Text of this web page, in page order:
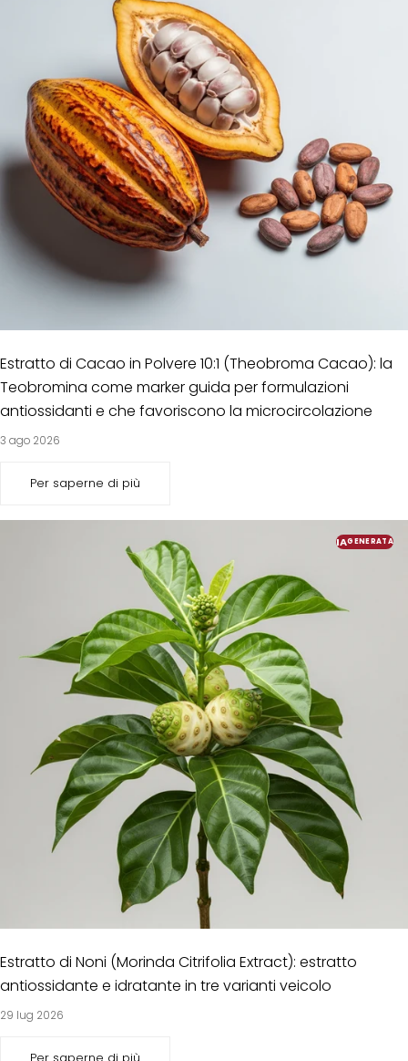
Estratto di Cacao in Polvere 10:1 (Theobroma Cacao): la
Teobromina come marker guida per formulazioni
antiossidanti e che favoriscono la microcircolazione
3 ago 2026
Per saperne di più
IAGENERATA
Estratto di Noni (Morinda Citrifolia Extract): estratto
antiossidante e idratante in tre varianti veicolo
29 lug 2026